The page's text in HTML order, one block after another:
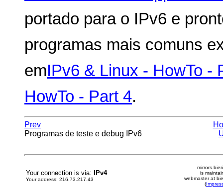
portado para o IPv6 e
programas mais comuns
emIPv6 & Linux - HowTo -
HowTo - Part 4.
Prev
Programas de teste e debug IPv6
Your connection is via: IPv4
Your address: 216.73.217.43
is
webmaster at
(